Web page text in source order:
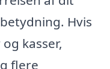
Hvis
kasser,
flere